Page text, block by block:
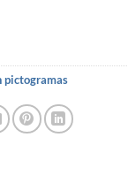
pictogramas